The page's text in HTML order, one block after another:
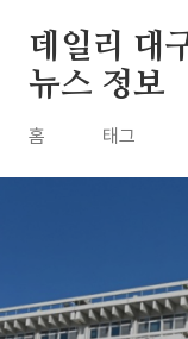
데일리 대
뉴스 정보
홈 태그